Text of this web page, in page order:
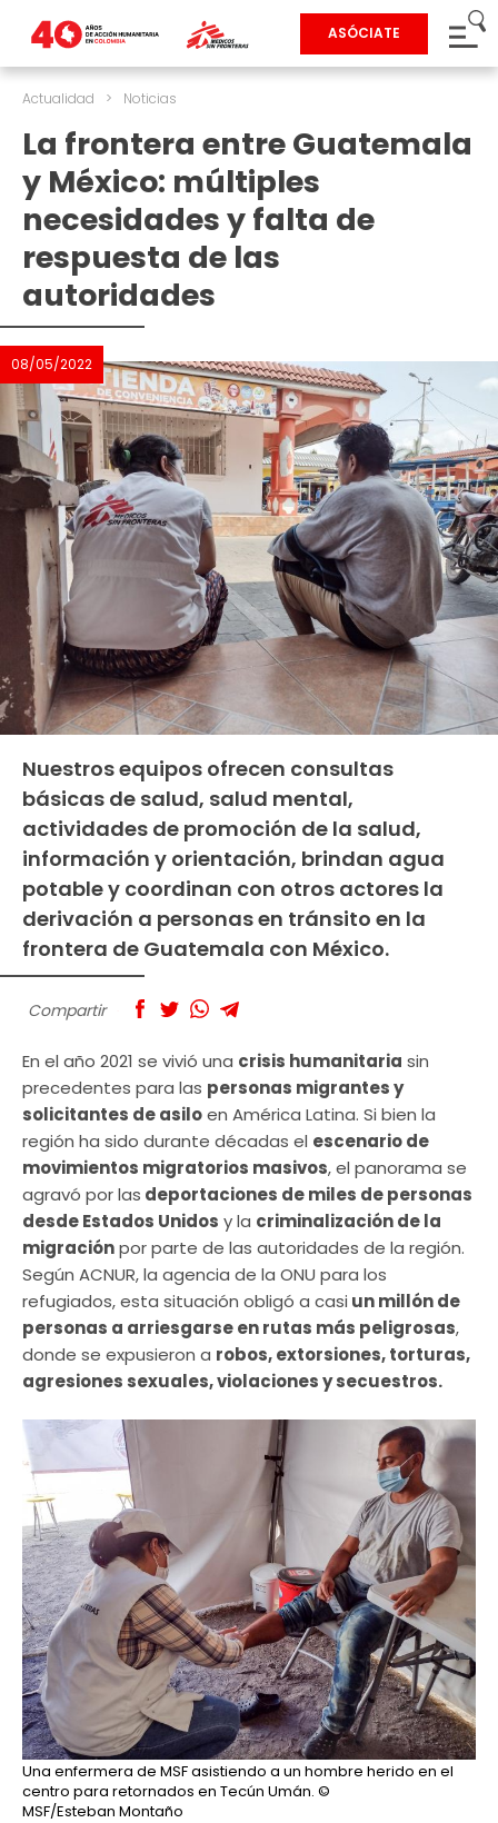
ASÓCIATE
Actualidad > Noticias
La frontera entre Guatemala
y México: múltiples
necesidades y falta de
respuesta de las
autoridades
08/05/2022
Nuestros equipos ofrecen consultas
básicas de salud, salud mental,
actividades de promoción de la salud,
información y orientación, brindan agua
potable y coordinan con otros actores la
derivación a personas en tránsito en la
frontera de Guatemala con México.
Compartir
En el año 2021 se vivió una crisis humanitaria sin
precedentes para las personas migrantes y
solicitantes de asiloen América Latina. Si bien la
región ha sido durante décadas el escenario de
movimientos migratorios masivos, el panorama se
agravó por las deportaciones de miles de personas
desde Estados Unidos y la criminalización de la
migraciónpor parte de las autoridades de la región.
Según ACNUR, la agencia de la ONU para los
refugiados, esta situación obligó a casi un millón de
personas a arriesgarse en rutas más peligrosas,
donde se expusieron a robos, extorsiones, torturas,
agresiones sexuales, violaciones y secuestros.
Una enfermera de MSF asistiendo a un hombre herido en el
centro para retornados en Tecún Umán. ©
MSF/Esteban Montaño